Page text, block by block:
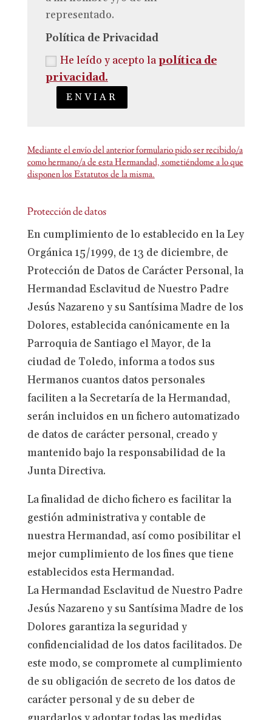
representado.
Política de Privacidad
He leído y acepto lapolítica de
privacidad.
ENVIAR
Mediante el envío del anterior formulario pido ser recibido/a
como hermano/a de esta Hermandad, sometiéndome a lo que
disponen los Estatutos de la misma.
Protección de datos
En cumplimiento de lo establecido en la Ley
Orgánica 15/1999, de 13 de diciembre, de
Protección de Datos de Carácter Personal, la
Hermandad Esclavitud de Nuestro Padre
Jesús Nazareno y su Santísima Madre de los
Dolores, establecida canónicamente en la
Parroquia de Santiago el Mayor, de la
ciudad de Toledo, informa a todos sus
Hermanos cuantos datos personales
faciliten a la Secretaría de la Hermandad,
serán incluidos en un fichero automatizado
de datos de carácter personal, creado y
mantenido bajo la responsabilidad de la
Junta Directiva.
La finalidad de dicho fichero es facilitar la
gestión administrativa y contable de
nuestra Hermandad, así como posibilitar el
mejor cumplimiento de los fines que tiene
establecidos esta Hermandad.
La Hermandad Esclavitud de Nuestro Padre
Jesús Nazareno y su Santísima Madre de los
Dolores garantiza la seguridad y
confidencialidad de los datos facilitados. De
este modo, se compromete al cumplimiento
de su obligación de secreto de los datos de
carácter personal y de su deber de